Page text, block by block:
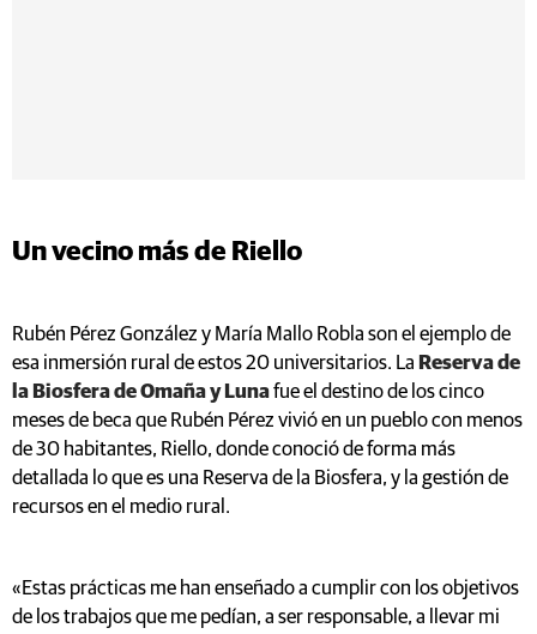
Un vecino más de Riello
Rubén Pérez González y María Mallo Robla son el ejemplo de
esa inmersión rural de estos 20 universitarios. La Reserva de
la Biosfera de Omaña y Lunafue el destino de los cinco
meses de beca que Rubén Pérez vivió en un pueblo con menos
de 30 habitantes, Riello, donde conoció de forma más
detallada lo que es una Reserva de la Biosfera, y la gestión de
recursos en el medio rural.
«Estas prácticas me han enseñado a cumplir con los objetivos
de los trabajos que me pedían, a ser responsable, a llevar mi